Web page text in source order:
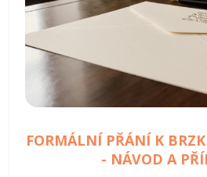
FORMÁLNÍ PŘÁNÍ K
- NÁVOD A